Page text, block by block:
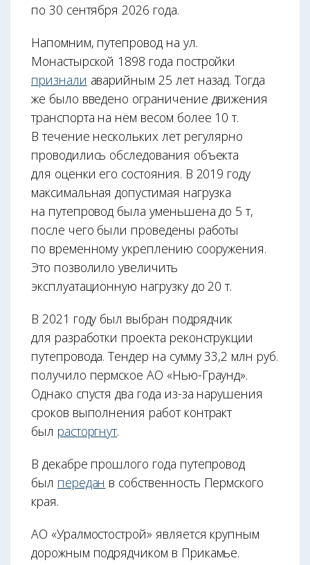
по 30 сентября 2026 года.
Напомним, путепровод на ул.
Монастырской 1898 года постройки
признали аварийным 25 лет назад. Тогда
же было введено ограничение движения
транспорта на нём весом более 10 т.
В течение нескольких лет регулярно
проводились обследования объекта
для оценки его состояния. В 2019 году
максимальная допустимая нагрузка
на путепровод была уменьшена до 5 т,
после чего были проведены работы
по временному укреплению сооружения.
Это позволило увеличить
эксплуатационную нагрузку до 20 т.
В 2021 году был выбран подрядчик
для разработки проекта реконструкции
путепровода. Тендер на сумму 33,2 млн руб.
получило пермское АО «Нью-Граунд».
Однако спустя два года из-за нарушения
сроков выполнения работ контракт
был расторгнут.
В декабре прошлого года путепровод
был передан в собственность Пермского
края.
АО «Уралмостострой» является крупным
дорожным подрядчиком в Прикамье.